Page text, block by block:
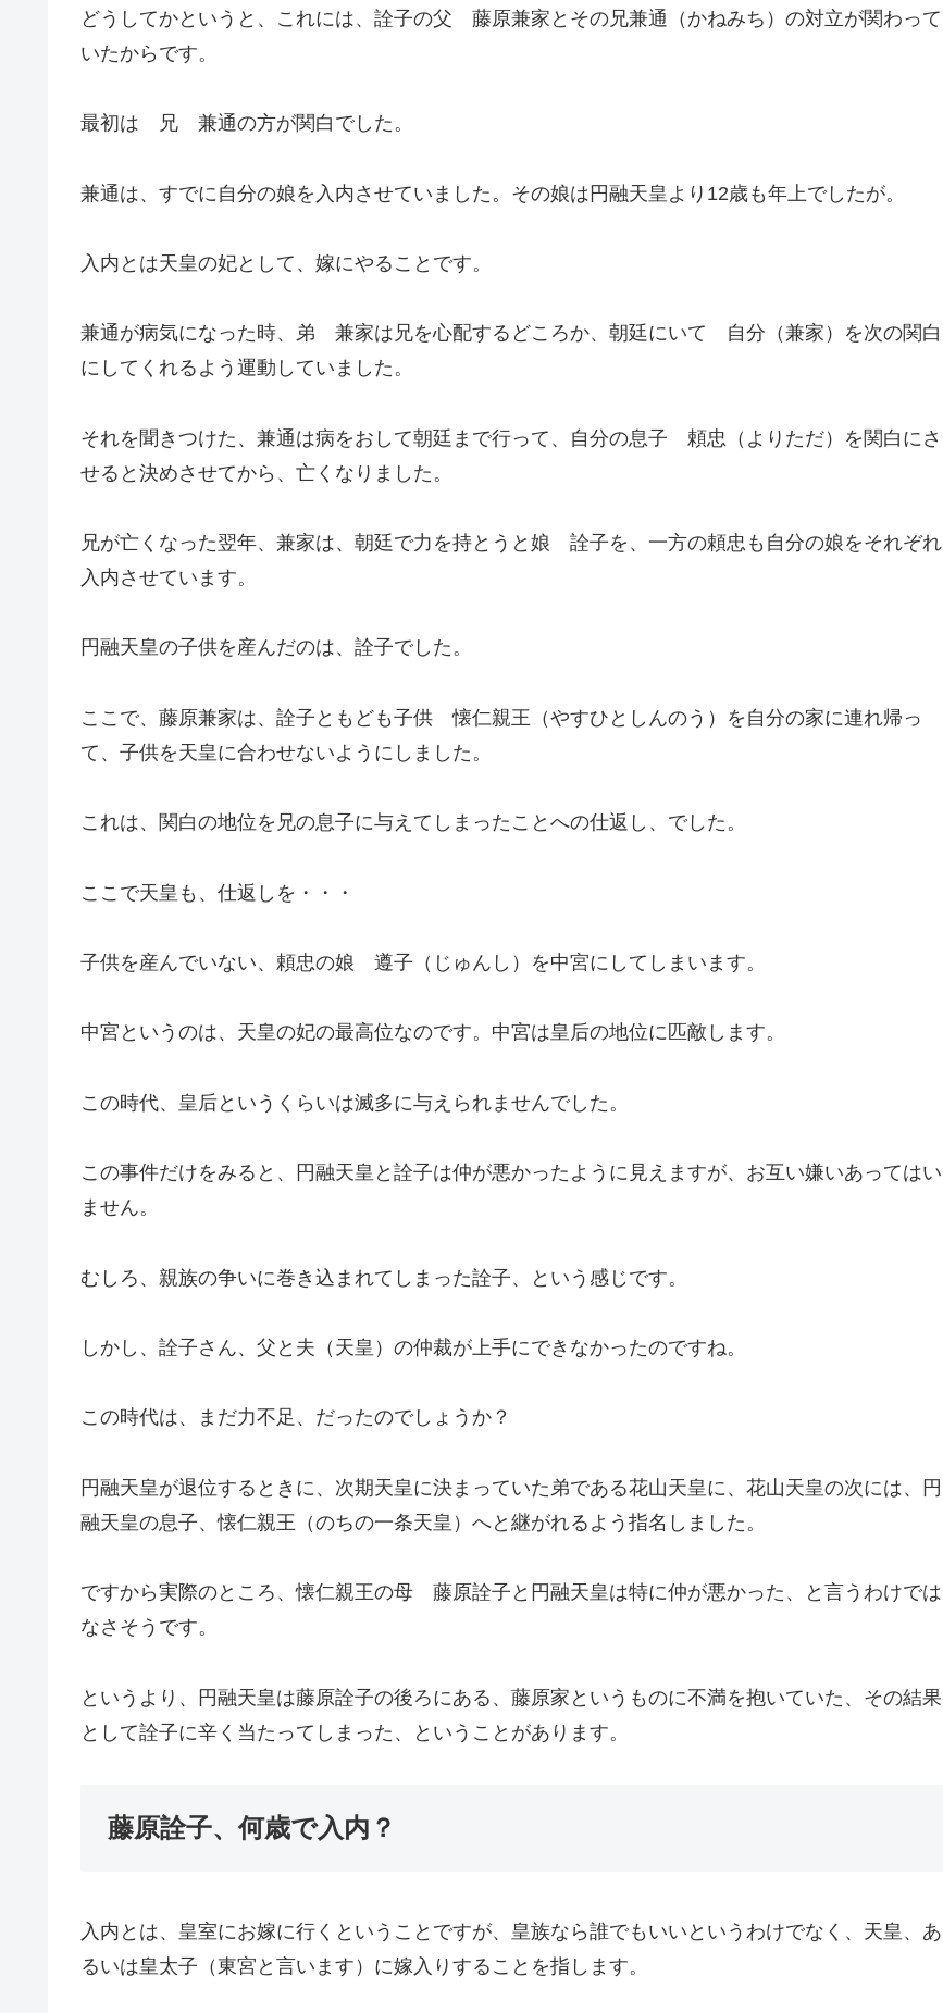
どうしてかというと、これには、詮子の父 藤原兼家とその兄兼通（かねみち）の対立が関わって
いたからです。
最初は 兄 兼通の方が関白でした。
兼通は、すでに自分の娘を入内させていました。その娘は円融天皇より12歳も年上でしたが。
入内とは天皇の妃として、嫁にやることです。
兼通が病気になった時、弟 兼家は兄を心配するどころか、朝廷にいて 自分（兼家）を次の関白
にしてくれるよう運動していました。
それを聞きつけた、兼通は病をおして朝廷まで行って、自分の息子 頼忠（よりただ）を関白にさ
せると決めさせてから、亡くなりました。
兄が亡くなった翌年、兼家は、朝廷で力を持とうと娘 詮子を、一方の頼忠も自分の娘をそれぞれ
入内させています。
円融天皇の子供を産んだのは、詮子でした。
ここで、藤原兼家は、詮子ともども子供 懐仁親王（やすひとしんのう）を自分の家に連れ帰っ
て、子供を天皇に合わせないようにしました。
これは、関白の地位を兄の息子に与えてしまったことへの仕返し、でした。
ここで天皇も、仕返しを・・・
子供を産んでいない、頼忠の娘 遵子（じゅんし）を中宮にしてしまいます。
中宮というのは、天皇の妃の最高位なのです。中宮は皇后の地位に匹敵します。
この時代、皇后というくらいは滅多に与えられませんでした。
この事件だけをみると、円融天皇と詮子は仲が悪かったように見えますが、お互い嫌いあってはい
ません。
むしろ、親族の争いに巻き込まれてしまった詮子、という感じです。
しかし、詮子さん、父と夫（天皇）の仲裁が上手にできなかったのですね。
この時代は、まだ力不足、だったのでしょうか？
円融天皇が退位するときに、次期天皇に決まっていた弟である花山天皇に、花山天皇の次には、円
融天皇の息子、懐仁親王（のちの一条天皇）へと継がれるよう指名しました。
ですから実際のところ、懐仁親王の母 藤原詮子と円融天皇は特に仲が悪かった、と言うわけでは
なさそうです。
というより、円融天皇は藤原詮子の後ろにある、藤原家というものに不満を抱いていた、その結果
として詮子に辛く当たってしまった、ということがあります。
藤原詮子、何歳で入内？
入内とは、皇室にお嫁に行くということですが、皇族なら誰でもいいというわけでなく、天皇、あ
るいは皇太子（東宮と言います）に嫁入りすることを指します。